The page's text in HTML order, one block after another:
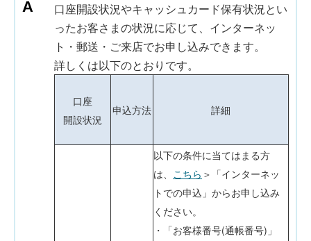
口座開設状況やキャッシュカード保有状況とい
ったお客さまの状況に応じて、インターネッ
ト・郵送・ご来店でお申し込みできます。
詳しくは以下のとおりです。
口座
開設状況
申込方法 詳細
以下の条件に当てはまる方
は、 こちら ＞「インターネッ
トでの申込」からお申し込み
ください。
・「お客様番号(通帳番号)」